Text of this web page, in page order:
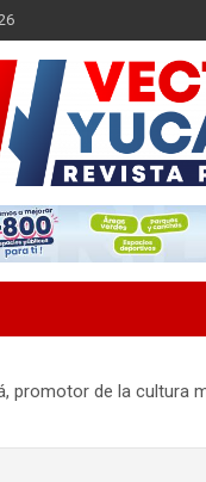
promotor de la cultura